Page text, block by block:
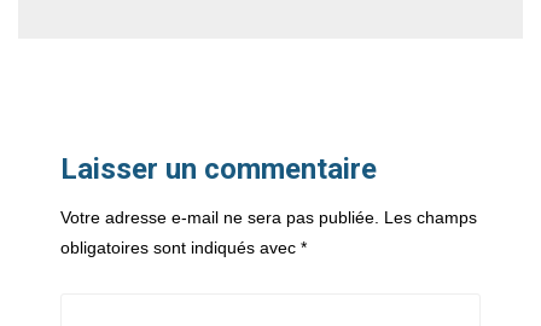
Laisser un commentaire
Votre adresse e-mail ne sera pas publiée. Les champs
obligatoires sont indiqués avec *